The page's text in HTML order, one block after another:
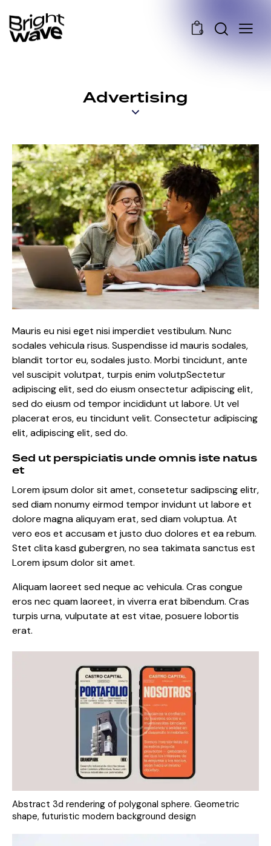
0
Advertising
Mauris eu nisi eget nisi imperdiet vestibulum. Nunc
sodales vehicula risus. Suspendisse id mauris sodales,
blandit tortor eu, sodales justo. Morbi tincidunt, ante
vel suscipit volutpat, turpis enim volutpSectetur
adipiscing elit, sed do eiusm onsectetur adipiscing elit,
sed do eiusm od tempor incididunt ut labore. Ut vel
placerat eros, eu tincidunt velit. Consectetur adipiscing
elit, adipiscing elit, sed do.
Sed ut perspiciatis unde omnis iste natus
et
Lorem ipsum dolor sit amet, consetetur sadipscing elitr,
sed diam nonumy eirmod tempor invidunt ut labore et
dolore magna aliquyam erat, sed diam voluptua. At
vero eos et accusam et justo duo dolores et ea rebum.
Stet clita kasd gubergren, no sea takimata sanctus est
Lorem ipsum dolor sit amet.
Aliquam laoreet sed neque ac vehicula. Cras congue
eros nec quam laoreet, in viverra erat bibendum. Cras
turpis urna, vulputate at est vitae, posuere lobortis
erat.
Abstract 3d rendering of polygonal sphere. Geometric
shape, futuristic modern background design